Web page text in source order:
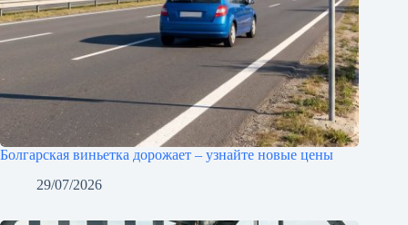
Болгарская виньетка дорожает – узнайте новые цены
29/07/2026